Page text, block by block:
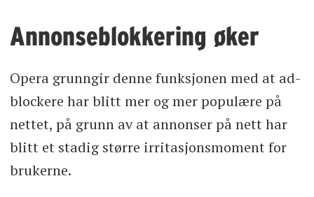
Annonseblokkering øker
Opera grunngir denne funksjonen med at ad-
blockere har blitt mer og mer populære på
nettet, på grunn av at annonser på nett har
blitt et stadig større irritasjonsmoment for
brukerne.